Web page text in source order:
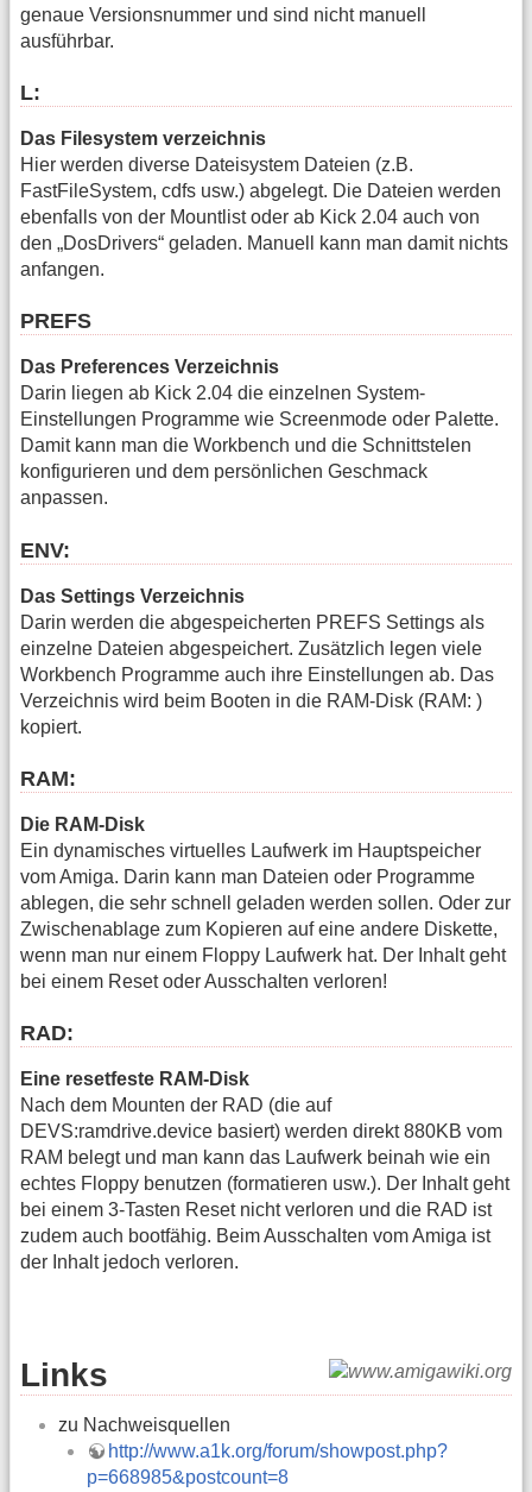
genaue Versionsnummer und sind nicht manuell
ausführbar.
L:
Das Filesystem verzeichnis
Hier werden diverse Dateisystem Dateien (z.B.
FastFileSystem, cdfs usw.) abgelegt. Die Dateien werden
ebenfalls von der Mountlist oder ab Kick 2.04 auch von
den „DosDrivers“ geladen. Manuell kann man damit nichts
anfangen.
PREFS
Das Preferences Verzeichnis
Darin liegen ab Kick 2.04 die einzelnen System-
Einstellungen Programme wie Screenmode oder Palette.
Damit kann man die Workbench und die Schnittstelen
konfigurieren und dem persönlichen Geschmack
anpassen.
ENV:
Das Settings Verzeichnis
Darin werden die abgespeicherten PREFS Settings als
einzelne Dateien abgespeichert. Zusätzlich legen viele
Workbench Programme auch ihre Einstellungen ab. Das
Verzeichnis wird beim Booten in die RAM-Disk (RAM: )
kopiert.
RAM:
Die RAM-Disk
Ein dynamisches virtuelles Laufwerk im Hauptspeicher
vom Amiga. Darin kann man Dateien oder Programme
ablegen, die sehr schnell geladen werden sollen. Oder zur
Zwischenablage zum Kopieren auf eine andere Diskette,
wenn man nur einem Floppy Laufwerk hat. Der Inhalt geht
bei einem Reset oder Ausschalten verloren!
RAD:
Eine resetfeste RAM-Disk
Nach dem Mounten der RAD (die auf
DEVS:ramdrive.device basiert) werden direkt 880KB vom
RAM belegt und man kann das Laufwerk beinah wie ein
echtes Floppy benutzen (formatieren usw.). Der Inhalt geht
bei einem 3-Tasten Reset nicht verloren und die RAD ist
zudem auch bootfähig. Beim Ausschalten vom Amiga ist
der Inhalt jedoch verloren.
Links
zu Nachweisquellen
http://www.a1k.org/forum/showpost.php?
p=668985&postcount=8